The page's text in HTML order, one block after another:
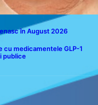
în August 2026
cu medicamentele GLP-1
publice